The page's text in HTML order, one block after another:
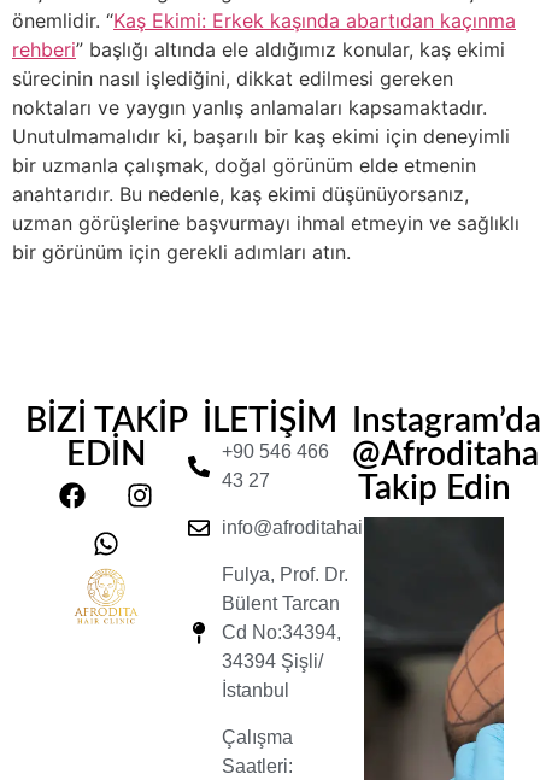
önemlidir. “Kaş Ekimi: Erkek kaşında abartıdan kaçınma
rehberi” başlığı altında ele aldığımız konular, kaş ekimi
sürecinin nasıl işlediğini, dikkat edilmesi gereken
noktaları ve yaygın yanlış anlamaları kapsamaktadır.
Unutulmamalıdır ki, başarılı bir kaş ekimi için deneyimli
bir uzmanla çalışmak, doğal görünüm elde etmenin
anahtarıdır. Bu nedenle, kaş ekimi düşünüyorsanız,
uzman görüşlerine başvurmayı ihmal etmeyin ve sağlıklı
bir görünüm için gerekli adımları atın.
BİZİ TAKİP
EDİN
İLETİŞİM
+90 546 466
43 27
info@afroditahairclinic.com
Fulya, Prof. Dr.
Bülent Tarcan
Cd No:34394,
34394 Şişli/
İstanbul
Çalışma
Saatleri:
Instagram’da
Takip Edin